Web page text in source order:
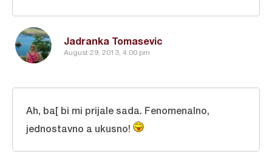
Jadranka Tomasevic
August 29, 2013, 4:00 pm
Ah, ba[ bi mi prijale sada. Fenomenalno,
jednostavno a ukusno!